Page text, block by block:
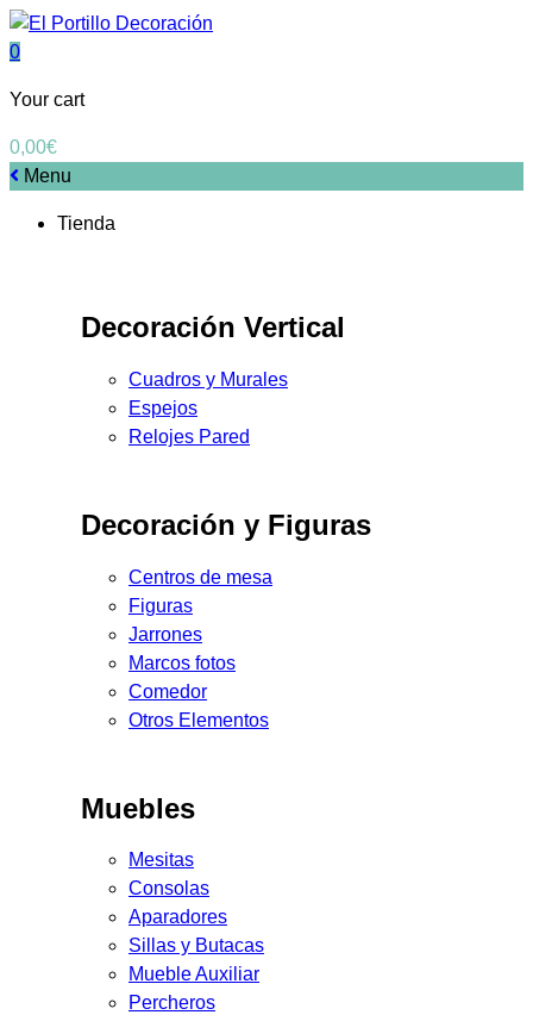
0
Your cart
0,00€
Menu
Tienda
Decoración Vertical
Cuadros y Murales
Espejos
Relojes Pared
Decoración y Figuras
Centros de mesa
Figuras
Jarrones
Marcos fotos
Comedor
Otros Elementos
Muebles
Mesitas
Consolas
Aparadores
Sillas y Butacas
Mueble Auxiliar
Percheros